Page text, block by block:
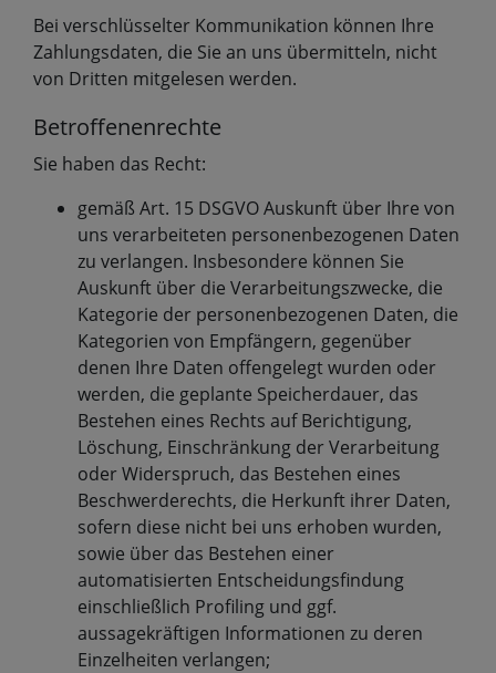
Bei verschlüsselter Kommunikation können Ihre
Zahlungsdaten, die Sie an uns übermitteln, nicht
von Dritten mitgelesen werden.
Betroffenenrechte
Sie haben das Recht:
gemäß Art. 15 DSGVO Auskunft über Ihre von
uns verarbeiteten personenbezogenen Daten
zu verlangen. Insbesondere können Sie
Auskunft über die Verarbeitungszwecke, die
Kategorie der personenbezogenen Daten, die
Kategorien von Empfängern, gegenüber
denen Ihre Daten offengelegt wurden oder
werden, die geplante Speicherdauer, das
Bestehen eines Rechts auf Berichtigung,
Löschung, Einschränkung der Verarbeitung
oder Widerspruch, das Bestehen eines
Beschwerderechts, die Herkunft ihrer Daten,
sofern diese nicht bei uns erhoben wurden,
sowie über das Bestehen einer
automatisierten Entscheidungsfindung
einschließlich Profiling und ggf.
aussagekräftigen Informationen zu deren
Einzelheiten verlangen;